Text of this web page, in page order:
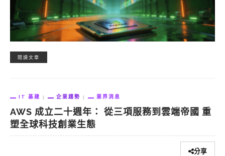
閱讀文章
IT 基建 企業趨勢 業界消息
AWS 成立二十週年： 從三項服務到雲端帝國 重
塑全球科技創業生態
分享